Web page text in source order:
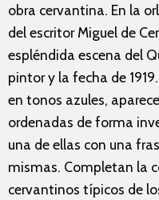
obra cervantina. En la
del escritor Miguel de
espléndida escena del
pintor y la fecha de
en tonos azules,
ordenadas de forma
una de ellas con una
mismas. Completan la
cervantinos típicos de